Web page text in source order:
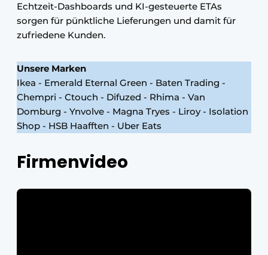
Echtzeit-Dashboards und KI-gesteuerte ETAs
sorgen für pünktliche Lieferungen und damit für
zufriedene Kunden.
Unsere Marken
Ikea - Emerald Eternal Green - Baten Trading -
Chempri - Ctouch - Difuzed - Rhima - Van
Domburg - Ynvolve - Magna Tryes - Liroy - Isolation
Shop - HSB Haafften - Uber Eats
Firmenvideo